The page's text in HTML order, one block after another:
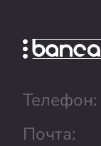
Телефон:
Почта: